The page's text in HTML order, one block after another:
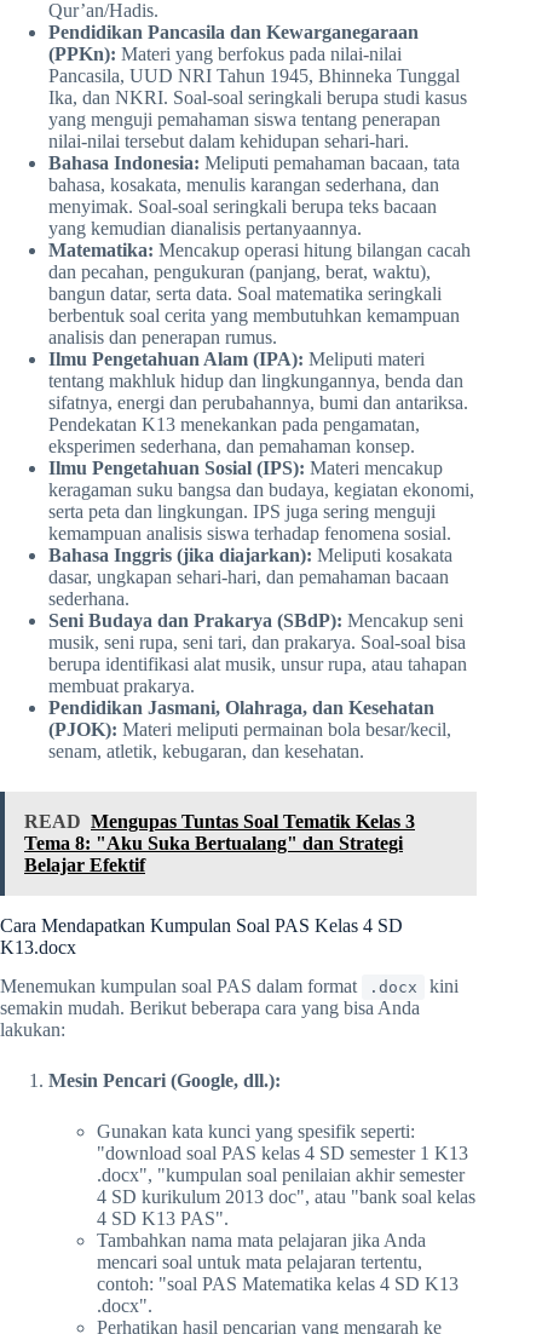
Qur’an/Hadis.
Pendidikan Pancasila dan Kewarganegaraan
(PPKn): Materi yang berfokus pada nilai-nilai
Pancasila, UUD NRI Tahun 1945, Bhinneka Tunggal
Ika, dan NKRI. Soal-soal seringkali berupa studi kasus
yang menguji pemahaman siswa tentang penerapan
nilai-nilai tersebut dalam kehidupan sehari-hari.
Bahasa Indonesia: Meliputi pemahaman bacaan, tata
bahasa, kosakata, menulis karangan sederhana, dan
menyimak. Soal-soal seringkali berupa teks bacaan
yang kemudian dianalisis pertanyaannya.
Matematika: Mencakup operasi hitung bilangan cacah
dan pecahan, pengukuran (panjang, berat, waktu),
bangun datar, serta data. Soal matematika seringkali
berbentuk soal cerita yang membutuhkan kemampuan
analisis dan penerapan rumus.
Ilmu Pengetahuan Alam (IPA): Meliputi materi
tentang makhluk hidup dan lingkungannya, benda dan
sifatnya, energi dan perubahannya, bumi dan antariksa.
Pendekatan K13 menekankan pada pengamatan,
eksperimen sederhana, dan pemahaman konsep.
Ilmu Pengetahuan Sosial (IPS): Materi mencakup
keragaman suku bangsa dan budaya, kegiatan ekonomi,
serta peta dan lingkungan. IPS juga sering menguji
kemampuan analisis siswa terhadap fenomena sosial.
Bahasa Inggris (jika diajarkan): Meliputi kosakata
dasar, ungkapan sehari-hari, dan pemahaman bacaan
sederhana.
Seni Budaya dan Prakarya (SBdP): Mencakup seni
musik, seni rupa, seni tari, dan prakarya. Soal-soal bisa
berupa identifikasi alat musik, unsur rupa, atau tahapan
membuat prakarya.
Pendidikan Jasmani, Olahraga, dan Kesehatan
(PJOK): Materi meliputi permainan bola besar/kecil,
senam, atletik, kebugaran, dan kesehatan.
READ Mengupas Tuntas Soal Tematik Kelas 3
Tema 8: "Aku Suka Bertualang" dan Strategi
Belajar Efektif
Cara Mendapatkan Kumpulan Soal PAS Kelas 4 SD
K13.docx
Menemukan kumpulan soal PAS dalam format
.docx
kini
semakin mudah. Berikut beberapa cara yang bisa Anda
lakukan:
Mesin Pencari (Google, dll.):
Gunakan kata kunci yang spesifik seperti:
"download soal PAS kelas 4 SD semester 1 K13
.docx", "kumpulan soal penilaian akhir semester
4 SD kurikulum 2013 doc", atau "bank soal kelas
4 SD K13 PAS".
Tambahkan nama mata pelajaran jika Anda
mencari soal untuk mata pelajaran tertentu,
contoh: "soal PAS Matematika kelas 4 SD K13
.docx".
Perhatikan hasil pencarian yang mengarah ke